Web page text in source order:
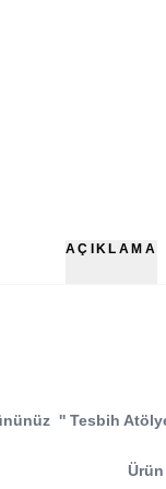
AÇIKLAMA
'' Tesbih
Ürün